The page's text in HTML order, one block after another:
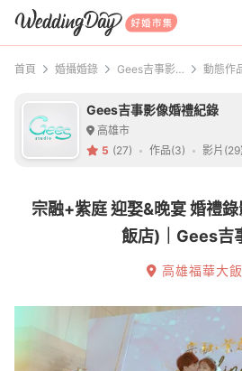
WeddingDay 好婚
首頁 婚攝婚錄 Gees吉事影像婚禮紀錄 動態作
Gees吉事影像婚禮紀錄
高雄市
5 (27) 作品(3) 影片(29)
宗融+紫庭 迎娶&晚宴 婚禮
飯店)｜Gees吉
高雄福華大